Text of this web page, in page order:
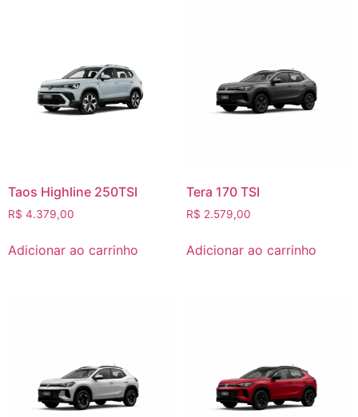
Taos Highline 250TSI
R$ 4.379,00
Adicionar ao carrinho
Tera 170 TSI
R$ 2.579,00
Adicionar ao carrinho